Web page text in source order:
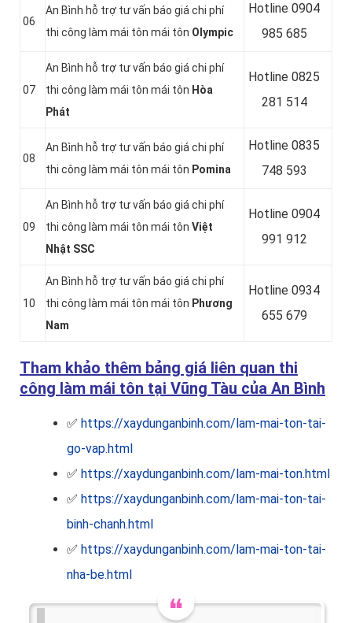
06
An Bình hỗ trợ tư vấn báo giá chi phí
thi công làm mái tôn mái tôn Olympic
Hotline 0904
985 685
07
An Bình hỗ trợ tư vấn báo giá chi phí
thi công làm mái tôn mái tôn Hòa
Phát
Hotline 0825
281 514
08
An Bình hỗ trợ tư vấn báo giá chi phí
thi công làm mái tôn mái tôn Pomina
Hotline 0835
748 593
09
An Bình hỗ trợ tư vấn báo giá chi phí
thi công làm mái tôn mái tôn Việt
Nhật SSC
Hotline 0904
991 912
10
An Bình hỗ trợ tư vấn báo giá chi phí
thi công làm mái tôn mái tôn Phương
Nam
Hotline 0934
655 679
Tham khảo thêm bảng giá liên quan thi
công làm mái tôn tại Vũng Tàu của An Bình
✅ https://xaydunganbinh.com/lam-mai-ton-tai-
go-vap.html
✅ https://xaydunganbinh.com/lam-mai-ton.html
✅ https://xaydunganbinh.com/lam-mai-ton-tai-
binh-chanh.html
✅ https://xaydunganbinh.com/lam-mai-ton-tai-
nha-be.html